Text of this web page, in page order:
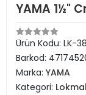
YAMA 1½"
Ürün Kodu: LK-
Barkod:
Marka: YAMA
Kategori: